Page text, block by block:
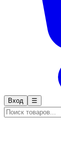
Вход ☰